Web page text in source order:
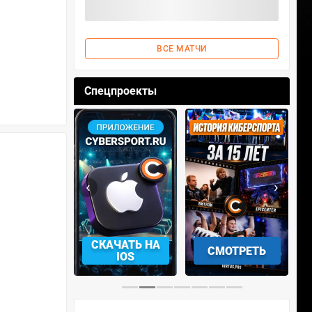
ВСЕ МАТЧИ
Спецпроекты
СМОТРЕТЬ УЧАСТВОВАТЬ
‹ ›